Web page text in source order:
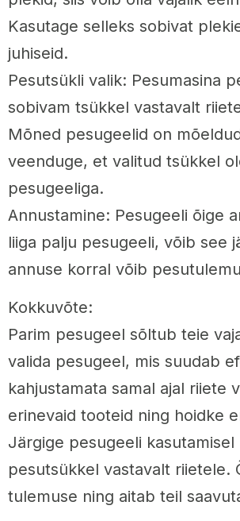
Kasutage selleks sobivat
juhiseid.
Pesutsükli valik: Pesumasina
sobivam tsükkel vastavalt
Mõned pesugeelid on
veenduge, et valitud tsükkel
pesugeeliga.
Annustamine: Pesugeeli õige
liiga palju pesugeeli, võib see
annuse korral võib
Kokkuvõte:
Parim pesugeel sõltub teie
valida pesugeel, mis suudab
kahjustamata samal ajal riiete
erinevaid tooteid ning hoidke
Järgige pesugeeli
pesutsükkel vastavalt riietele.
tulemuse ning aitab teil